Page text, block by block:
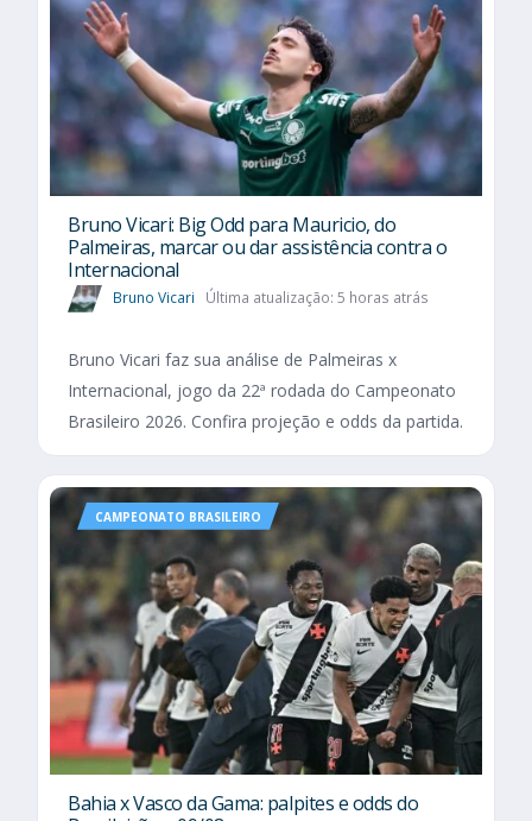
Bruno Vicari: Big Odd para Mauricio, do
Palmeiras, marcar ou dar assistência contra o
Internacional
Bruno Vicari Última atualização: 5 horas atrás
Bruno Vicari faz sua análise de Palmeiras x
Internacional, jogo da 22ª rodada do Campeonato
Brasileiro 2026. Confira projeção e odds da partida.
CAMPEONATO BRASILEIRO
Bahia x Vasco da Gama: palpites e odds do